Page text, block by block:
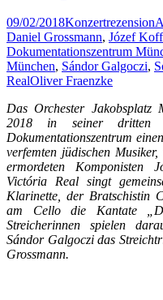
09/02/2018Konzertrezension
Daniel Grossmann, Józef
Dokumentationszentrum
München, Sándor Galgoczi,
RealOliver Fraenzke
Das Orchester
2018 in seiner dritten
Dokumentationszentrum
verfemten jüdischen
ermordeten Komponisten
Victória Real singt
Klarinette, der Bratschistin
am Cello die Kantate
Streicherinnen spielen
Sándor Galgoczi das
Grossmann.